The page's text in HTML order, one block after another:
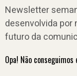
Newsletter
desenvolvida por
futuro da
Opa! Não